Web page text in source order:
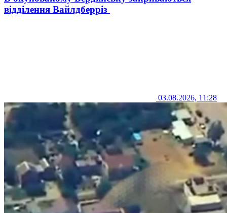
відділення Вайлдберріз
03.08.2026, 11:28